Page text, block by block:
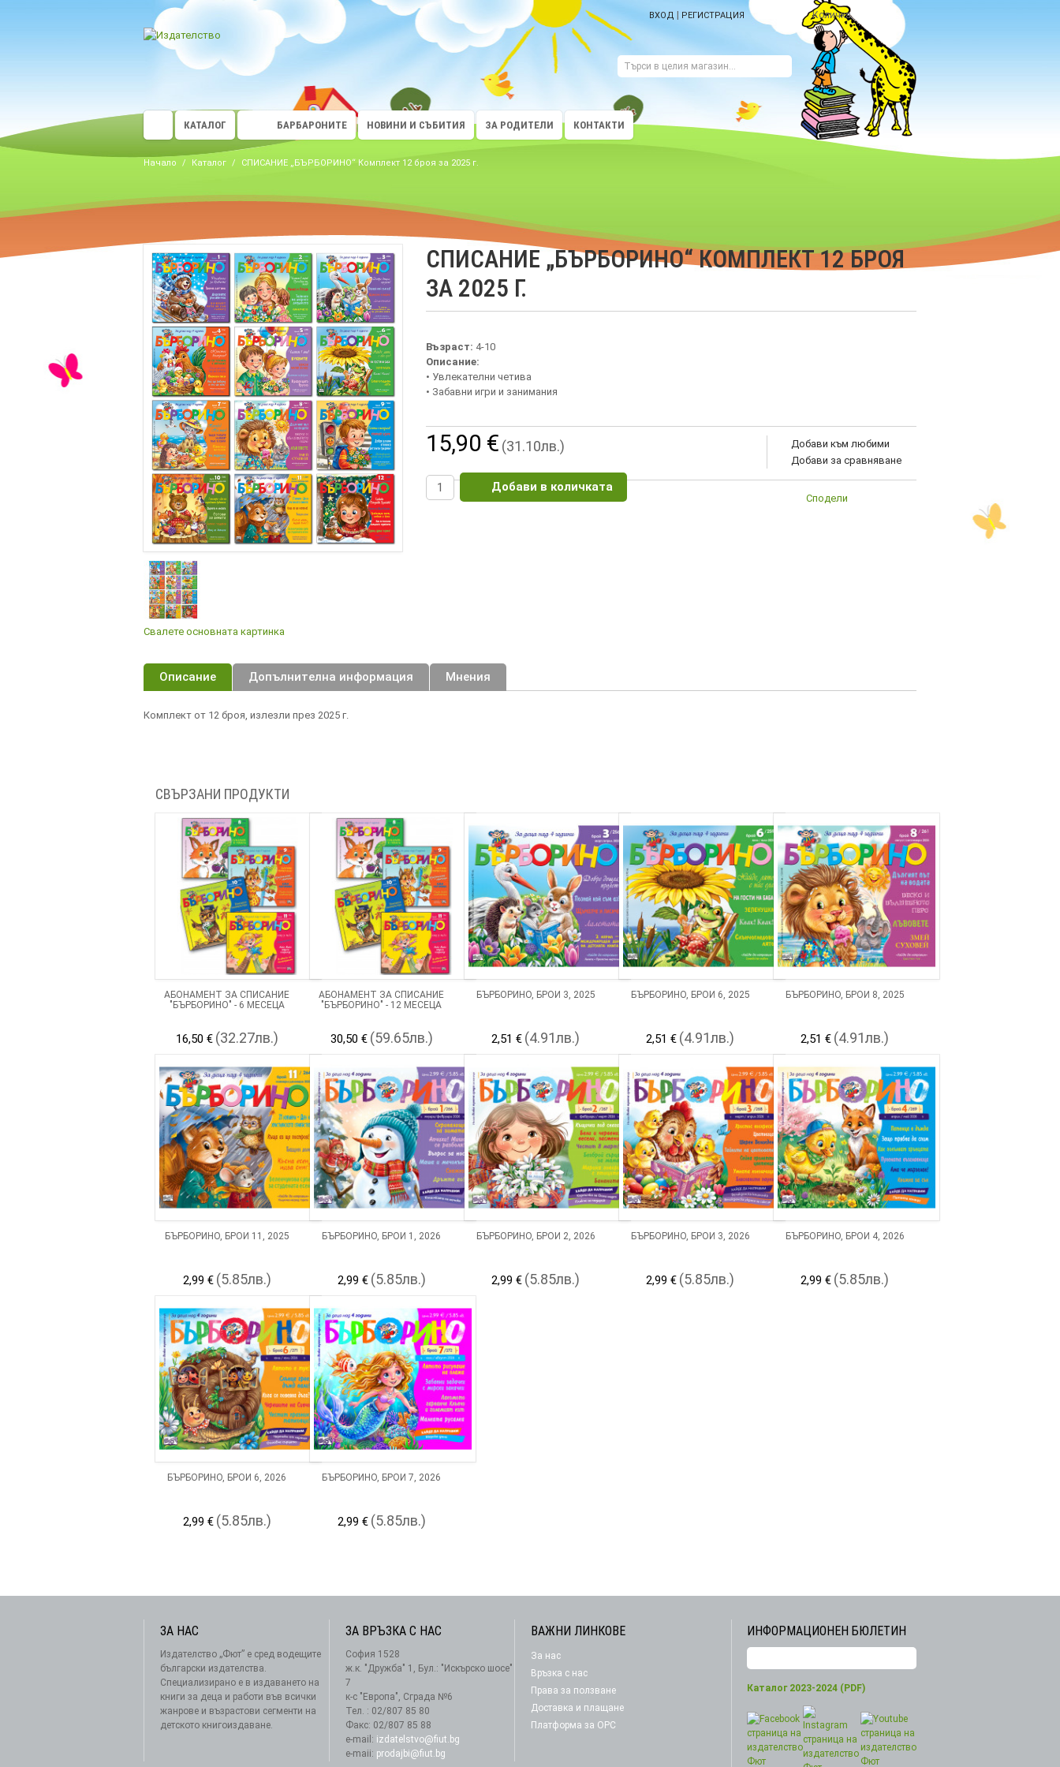
ВХОД | РЕГИСТРАЦИЯ Количка
КАТАЛОГ БАРБАРОНИТЕ НОВИНИ И СЪБИТИЯ ЗА РОДИТЕЛИ КОНТАКТИ
Начало / Каталог / СПИСАНИЕ „БЪРБОРИНО“ Комплект 12 броя за 2025 г.
СПИСАНИЕ „БЪРБОРИНО“ КОМПЛЕКТ 12 БРОЯ
ЗА 2025 Г.
Свалете основната картинка
Възраст: 4-10
Описание:
• Увлекателни четива
• Забавни игри и занимания
Добави към любими
Добави за сравняване
15,90 € (31.10лв.)
Добави в количката
Сподели
Описание Допълнителна информация Мнения
Комплект от 12 броя, излезли през 2025 г.
СВЪРЗАНИ ПРОДУКТИ
АБОНАМЕНТ ЗА СПИСАНИЕ
"БЪРБОРИНО" - 6 МЕСЕЦА
16,50 € (32.27лв.)
АБОНАМЕНТ ЗА СПИСАНИЕ
"БЪРБОРИНО" - 12 МЕСЕЦА
30,50 € (59.65лв.)
БЪРБОРИНО, БРОЙ 3, 2025
2,51 € (4.91лв.)
БЪРБОРИНО, БРОЙ 6, 2025
2,51 € (4.91лв.)
БЪРБОРИНО, БРОЙ 8, 2025
2,51 € (4.91лв.)
БЪРБОРИНО, БРОЙ 11, 2025
2,99 € (5.85лв.)
БЪРБОРИНО, БРОЙ 1, 2026
2,99 € (5.85лв.)
БЪРБОРИНО, БРОЙ 2, 2026
2,99 € (5.85лв.)
БЪРБОРИНО, БРОЙ 3, 2026
2,99 € (5.85лв.)
БЪРБОРИНО, БРОЙ 4, 2026
2,99 € (5.85лв.)
БЪРБОРИНО, БРОЙ 6, 2026
2,99 € (5.85лв.)
БЪРБОРИНО, БРОЙ 7, 2026
2,99 € (5.85лв.)
ИНФОРМАЦИОНЕН БЮЛЕТИН
АБОНАМЕНТ
Каталог 2023-2024 (PDF)
ЗА НАС
Издателство „Фют” е сред водещите
български издателства.
Специализирано е в издаването на
книги за деца и работи във всички
жанрове и възрастови сегменти на
детското книгоиздаване.
ЗА ВРЪЗКА С НАС
София 1528
ж.к. "Дружба" 1, Бул.: "Искърско шосе"
7
к-с "Европа", Сграда №6
Тел. : 02/807 85 80
Факс: 02/807 85 88
e-mail: izdatelstvo@fiut.bg
e-maii: prodajbi@fiut.bg
ВАЖНИ ЛИНКОВЕ
За нас
Връзка с нас
Права за ползване
Доставка и плащане
Платформа за ОРС